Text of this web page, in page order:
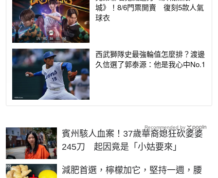
城》！8/6門票開賣 復刻5款人氣
球衣
西武獅隊史最強輪值怎麼排？渡邊
久信選了郭泰源：他是我心中No.1
賓州駭人血案！37歲華裔媳狂砍婆婆
245刀 起因竟是「小姑要來」
減肥首選，檸檬加它，堅持一週，腰
PR
Recommended by